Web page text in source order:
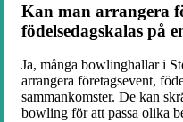
Kan man arrangera
födelsedagskalas på
Ja, många bowlinghallar i
arrangera företagsevent,
sammankomster. De kan
bowling för att passa olika